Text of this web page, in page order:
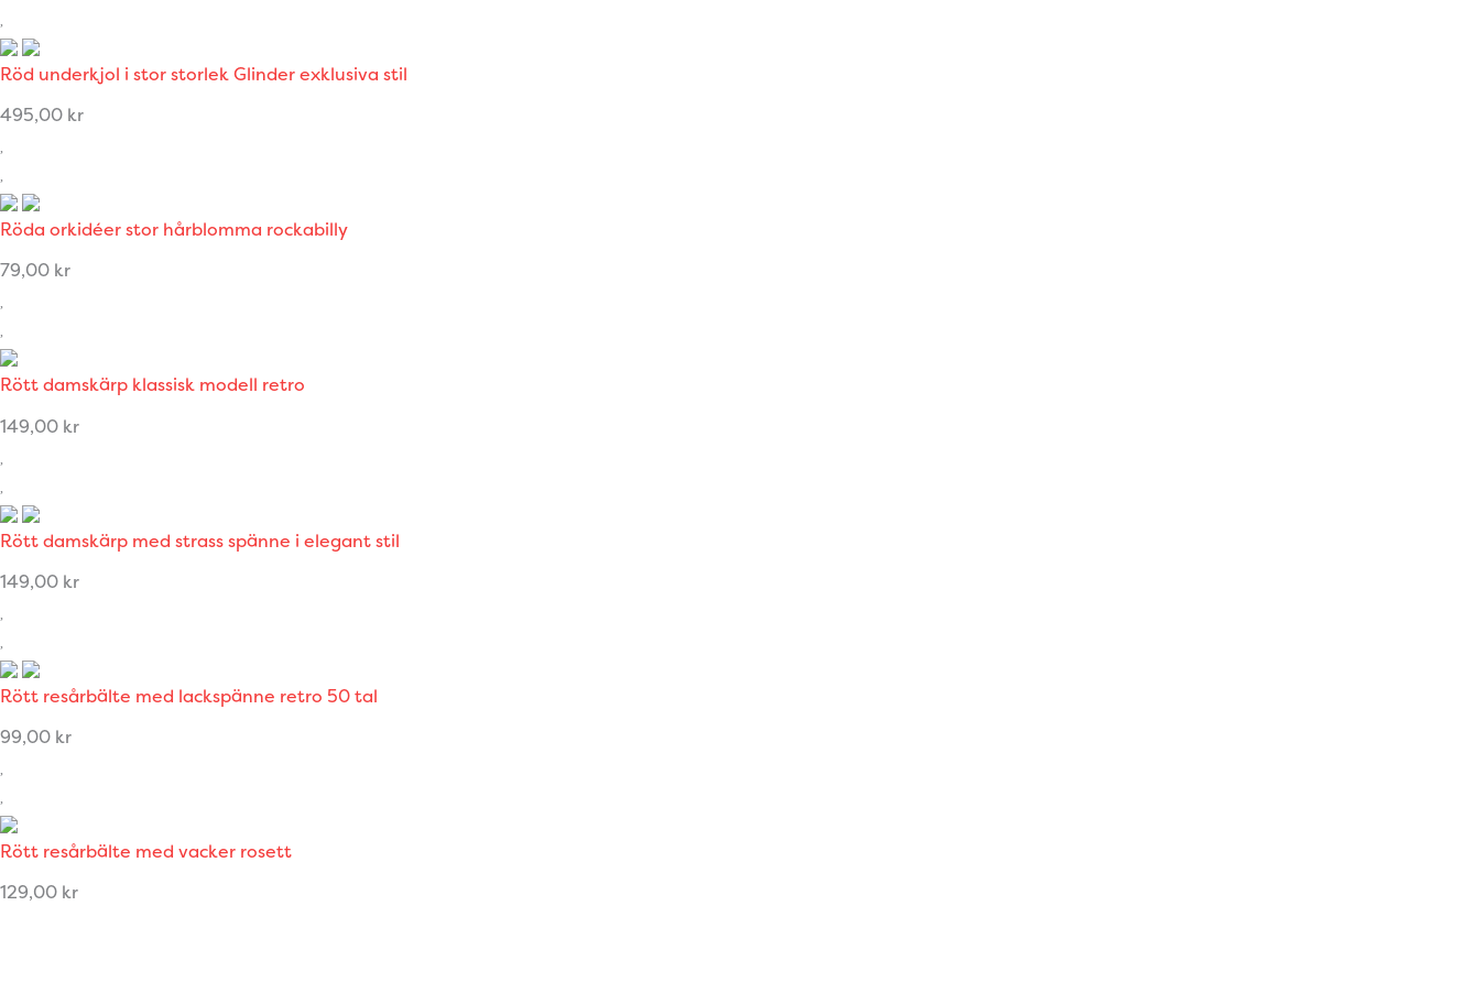
Röd underkjol i stor storlek Glinder exklusiva stil
495,00 kr
Röda orkidéer stor hårblomma rockabilly
79,00 kr
Rött damskärp klassisk modell retro
149,00 kr
Rött damskärp med strass spänne i elegant stil
149,00 kr
Rött resårbälte med lackspänne retro 50 tal
99,00 kr
Rött resårbälte med vacker rosett
129,00 kr